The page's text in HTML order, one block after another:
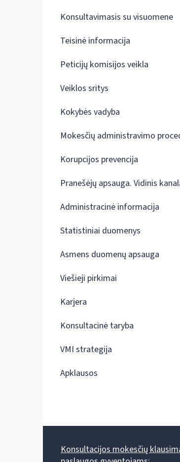
Konsultavimasis su visuomene
Teisinė informacija
Peticijų komisijos veikla
Veiklos sritys
Kokybės vadyba
Mokesčių administravimo
Korupcijos prevencija
Pranešėjų apsauga. Vidinis
Administracinė informacija
Statistiniai duomenys
Asmens duomenų apsauga
Viešieji pirkimai
Karjera
Konsultacinė taryba
VMI strategija
Apklausos
Konsultacijos mokesčių